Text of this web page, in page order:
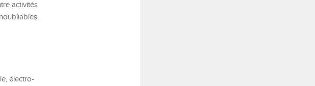
activités
électro-